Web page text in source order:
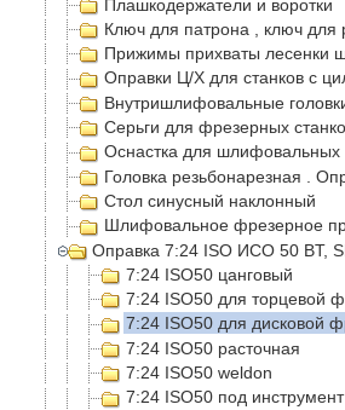
Плашкодержатели и воротки
Ключ для патрона , ключ для
Прижимы прихваты лесенки
Оправки Ц/Х для станков с
Внутришлифовальные
Серьги для фрезерных
Оснастка для шлифовальных
Головка резьбонарезная .
Стол синусный наклонный
Шлифовальное фрезерное
Оправка 7:24 ISO ИСО 50 BT,
7:24 ISO50 цанговый
7:24 ISO50 для торцевой
7:24 ISO50 для дисковой
7:24 ISO50 расточная
7:24 ISO50 weldon
7:24 ISO50 под